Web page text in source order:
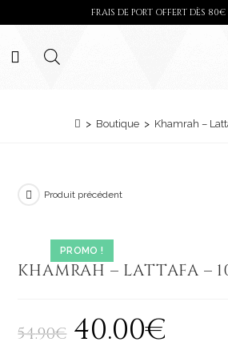
FRAIS DE PORT OFFERT DÈS 80€
> Boutique > Khamrah –
PROMO !
Produit précédent
KHAMRAH – LATTAFA –
54.90€ 40.00€